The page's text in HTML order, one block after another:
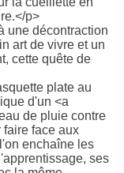
p>
une décontraction
art de vivre et un
cette quête de
plate au
d'un <a
de pluie contre
faire face aux
enchaîne les
ses